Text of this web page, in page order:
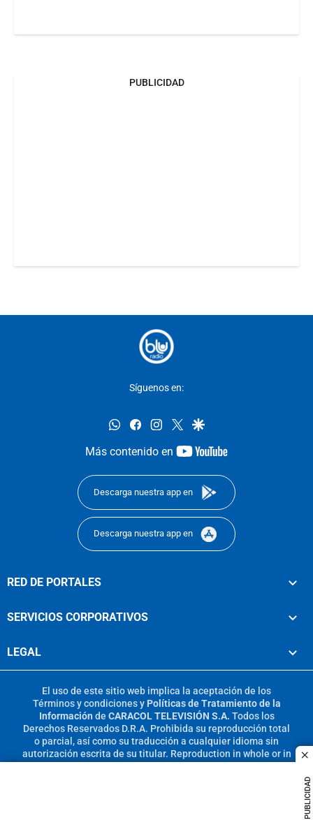
PUBLICIDAD
PUBLICIDAD
Síguenos en:
whatsappfacebookinstagram
twittergoogle
Más contenido en
youtube-
Descarga nuestra app en
Descarga nuestra app en
RED DE PORTALES
SERVICIOS CORPORATIVOS
LEGAL
El uso de este sitio web implica la aceptación de los
Términos y condicionesy Políticas de Tratamiento de la
Información de CARACOL TELEVISIÓN S.A. Todos los
Derechos Reservados D.R.A. Prohibida su reproducción total
o parcial, así como su traducción a cualquier idioma sin
autorización escrita de su titular. Reproduction in whole or in